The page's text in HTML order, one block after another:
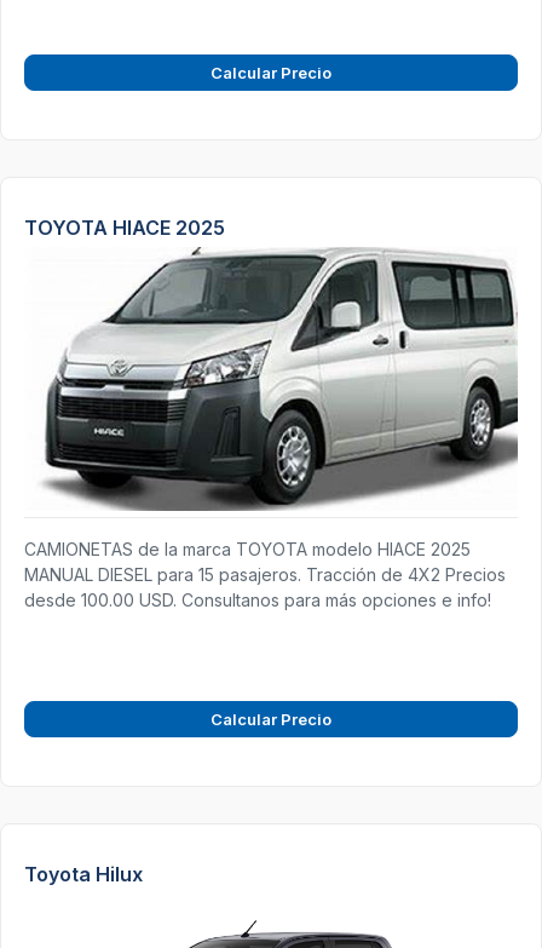
Calcular Precio
TOYOTA HIACE 2025
CAMIONETAS de la marca TOYOTA modelo HIACE 2025
MANUAL DIESEL para 15 pasajeros. Tracción de 4X2 Precios
desde 100.00 USD. Consultanos para más opciones e info!
Calcular Precio
Toyota Hilux